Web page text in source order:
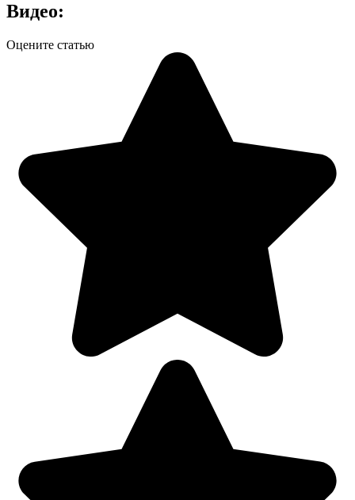
Видео:
Оцените статью